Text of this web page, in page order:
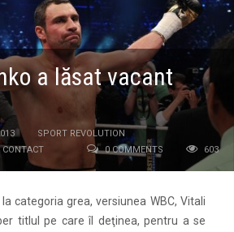
a lăsat vacant
SPORT REVOLUTION
CONTACT 0 COMMENTS 603
categoria grea, versiunea WBC, Vitali
titlul pe care îl deţinea, pentru a se